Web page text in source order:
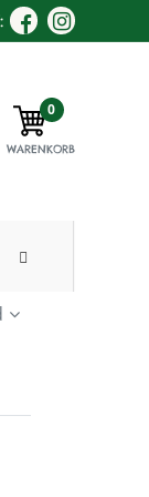
0
WARENKORB